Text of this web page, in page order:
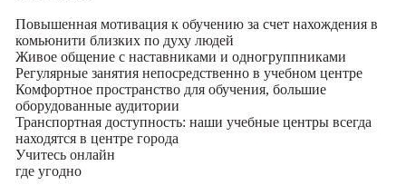
Повышенная мотивация к обучению за счет нахождения в
комьюнити близких по духу людей
Живое общение с наставниками и одногруппниками
Регулярные занятия непосредственно в учебном центре
Комфортное пространство для обучения, большие
оборудованные аудитории
Транспортная доступность: наши учебные центры всегда
находятся в центре города
Учитесь онлайн
где угодно